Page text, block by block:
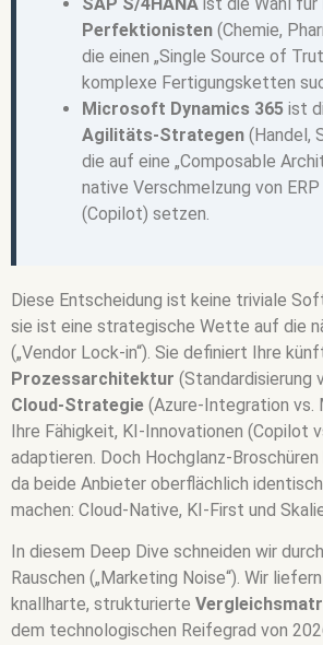
Perfektionisten (Chemie,
die einen „Single Source of
komplexe Fertigungsketten
Microsoft Dynamics 365 ist
Agilitäts-Strategen (Handel,
die auf eine „Composable
native Verschmelzung von
(Copilot) setzen.
Diese Entscheidung ist keine triviale
sie ist eine strategische Wette auf die
(„Vendor Lock-in“). Sie definiert Ihre
Prozessarchitektur (Standardisierung
Cloud-Strategie (Azure-Integration vs.
Ihre Fähigkeit, KI-Innovationen (Copilot
adaptieren. Doch Hochglanz-
da beide Anbieter oberflächlich
machen: Cloud-Native, KI-First und
In diesem Deep Dive schneiden wir
Rauschen („Marketing Noise“). Wir
knallharte, strukturierte
dem technologischen Reifegrad von